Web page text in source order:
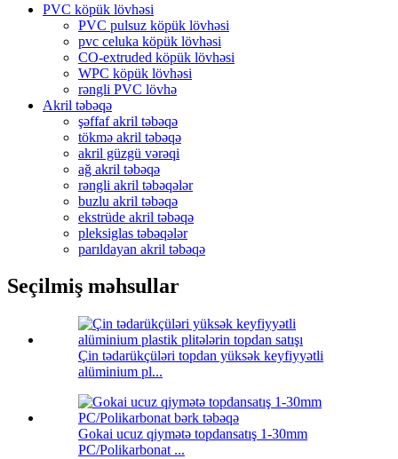
PVC köpük lövhəsi
PVC pulsuz köpük lövhəsi
pvc celuka köpük lövhəsi
CO-extruded köpük lövhəsi
WPC köpük lövhəsi
rəngli PVC lövhə
Akril təbəqə
şəffaf akril təbəqə
tökmə akril təbəqə
akril güzgü vərəqi
ağ akril təbəqə
rəngli akril təbəqələr
buzlu akril təbəqə
ekstrüde akril təbəqə
pleksiglas təbəqələr
parıldayan akril təbəqə
Seçilmiş məhsullar
Çin tədarükçüləri topdan yüksək keyfiyyətli
alüminium pl...
Gokai ucuz qiymətə topdansatış 1-30mm
PC/Polikarbonat ...